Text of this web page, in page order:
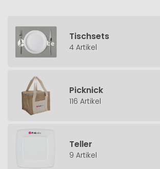
Tischsets
4 Artikel
Picknick
116 Artikel
Teller
9 Artikel